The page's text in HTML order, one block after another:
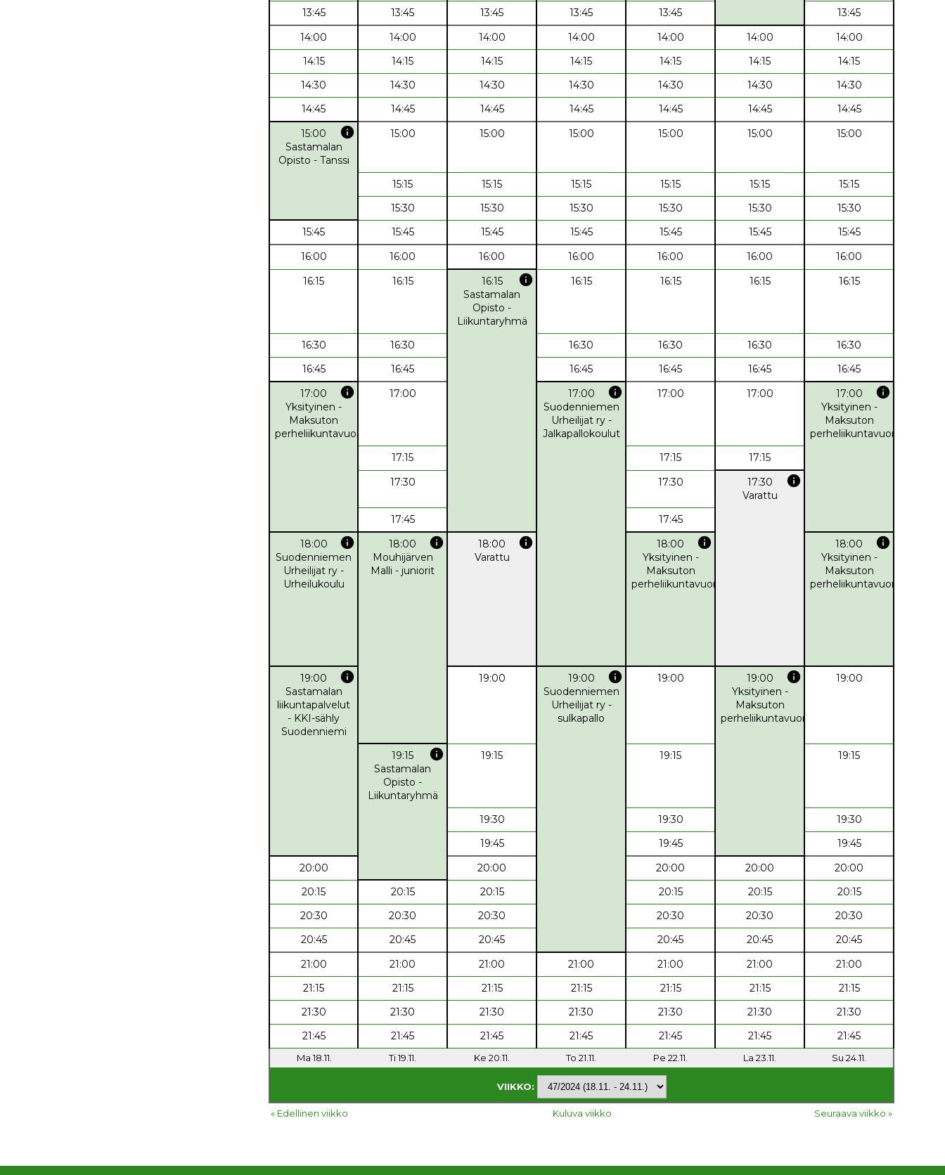
13:45
13:45 13:45 13:45 13:45
13:45
14:00
14:00 14:00 14:00 14:00 14:00
14:00
14:15
14:15 14:15 14:15 14:15 14:15
14:15
14:30
14:30 14:30 14:30 14:30 14:30
14:30
14:45
14:45 14:45 14:45 14:45 14:45
14:45
15:00
info
Sastamalan
Opisto - Tanssi
15:00 15:00 15:00 15:00 15:00 15:00
15:15 15:15 15:15 15:15 15:15
15:15
15:30
15:30 15:30 15:30 15:30
15:30
15:45
15:45 15:45 15:45 15:45 15:45
15:45
16:00
16:00 16:00 16:00 16:00 16:00
16:00
16:15
16:15 16:15 info
Sastamalan
Opisto -
Liikuntaryhmä
16:15 16:15 16:15 16:15
16:30 16:30 16:30 16:30 16:30
16:30
16:45
16:45 16:45 16:45 16:45
16:45
17:00
info
Yksityinen -
Maksuton
perheliikuntavuoro
17:00 17:00 info
Suodenniemen
Urheilijat ry -
Jalkapallokoulut
17:00 17:00 17:00 info
Yksityinen -
Maksuton
perheliikuntavuoro
17:15
17:15
17:15
17:30
17:30 17:30 info
Varattu
17:45
17:45
18:00
info
Suodenniemen
Urheilijat ry -
Urheilukoulu
18:00 info
Mouhijärven
Malli - juniorit
18:00 info
Varattu
18:00 info
Yksityinen -
Maksuton
perheliikuntavuoro
18:00 info
Yksityinen -
Maksuton
perheliikuntavuoro
19:00 info
Sastamalan
liikuntapalvelut
- KKI-sähly
Suodenniemi
19:00 19:00 info
Suodenniemen
Urheilijat ry -
sulkapallo
19:00 19:00 info
Yksityinen -
Maksuton
perheliikuntavuoro
19:00
19:15 info
Sastamalan
Opisto -
Liikuntaryhmä
19:15 19:15 19:15
19:30 19:30
19:30
19:45
19:45
19:45
20:00
20:00 20:00 20:00
20:00
20:15
20:15 20:15 20:15 20:15
20:15
20:30
20:30 20:30 20:30 20:30
20:30
20:45
20:45 20:45 20:45 20:45
20:45
21:00
21:00 21:00 21:00 21:00 21:00
21:00
21:15
21:15 21:15 21:15 21:15 21:15
21:15
21:30
21:30 21:30 21:30 21:30 21:30
21:30
21:45
21:45 21:45 21:45 21:45 21:45 21:45
Ma 18.11. Ti 19.11. Ke 20.11. To 21.11. Pe 22.11. La 23.11. Su 24.11.
VIIKKO:
« Edellinen viikko Kuluva viikko Seuraava viikko »